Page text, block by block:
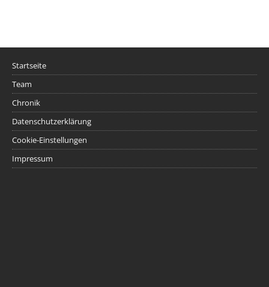
Startseite
Team
Chronik
Datenschutzerklärung
Cookie-Einstellungen
Impressum